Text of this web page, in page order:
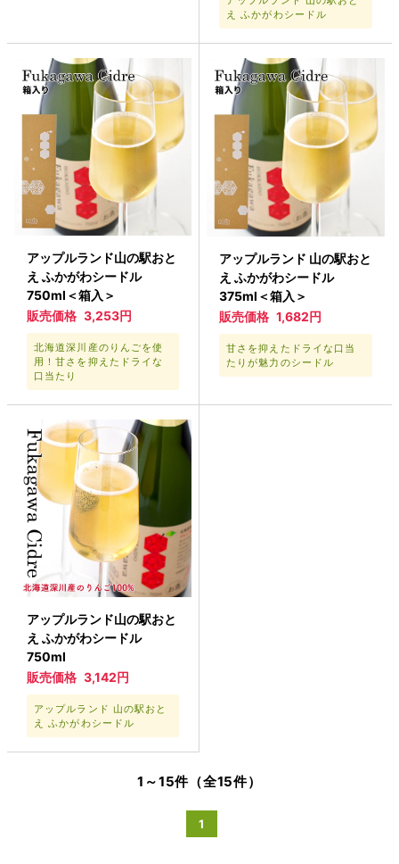
え ふかがわシードル
アップルランド山の駅おと
え ふかがわシードル
750ml＜箱入＞
販売価格 3,253円
北海道深川産のりんごを使
用！甘さを抑えたドライな
口当たり
アップルランド 山の駅おと
え ふかがわシードル
375ml＜箱入＞
販売価格 1,682円
甘さを抑えたドライな口当
たりが魅力のシードル
アップルランド山の駅おと
え ふかがわシードル
750ml
販売価格 3,142円
アップルランド 山の駅おと
え ふかがわシードル
1～15件（全15件）
1